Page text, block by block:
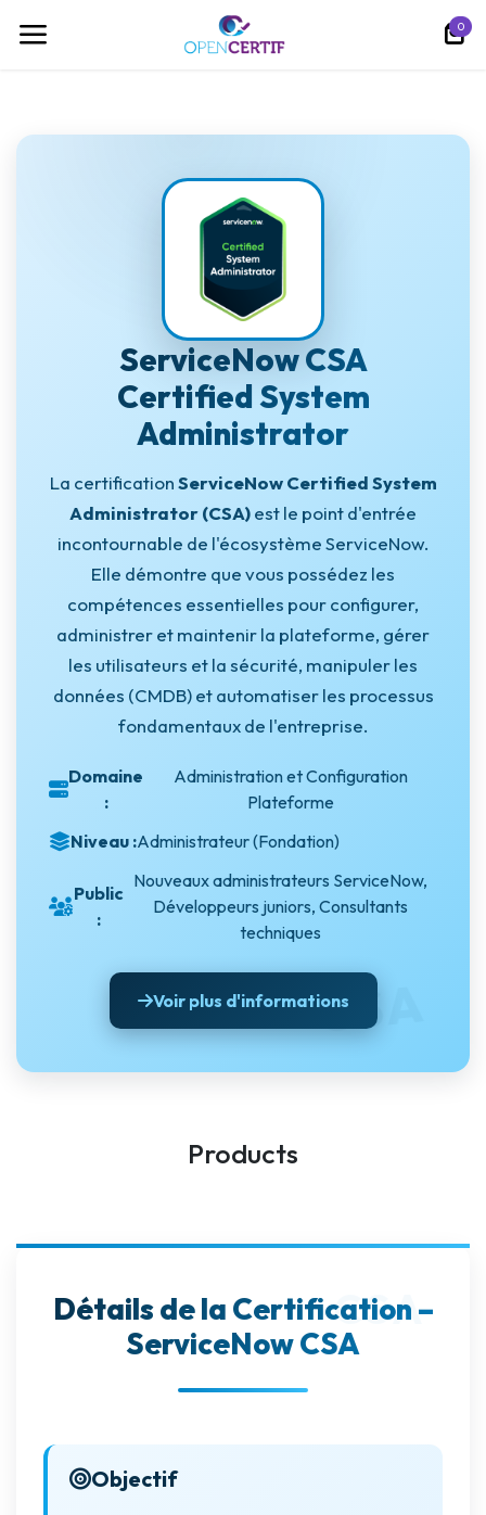
0
ServiceNow CSA
Certified System
Administrator
La certificationServiceNow Certified System
Administrator (CSA)est le point d'entrée
incontournable de l'écosystème ServiceNow.
Elle démontre que vous possédez les
compétences essentielles pour configurer,
administrer et maintenir la plateforme, gérer
les utilisateurs et la sécurité, manipuler les
données (CMDB) et automatiser les processus
fondamentaux de l'entreprise.
Domaine
:
Administration et Configuration
Plateforme
Niveau :Administrateur (Fondation)
Public
:
Nouveaux administrateurs ServiceNow,
Développeurs juniors, Consultants
techniques
Voir plus d'informations
Products
Détails de la Certification –
ServiceNow CSA
Objectif